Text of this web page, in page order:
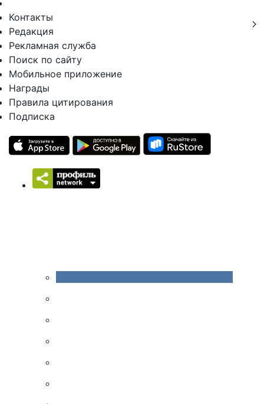
Контакты
Редакция
Рекламная служба
Поиск по сайту
Мобильное приложение
Награды
Правила цитирования
Подписка